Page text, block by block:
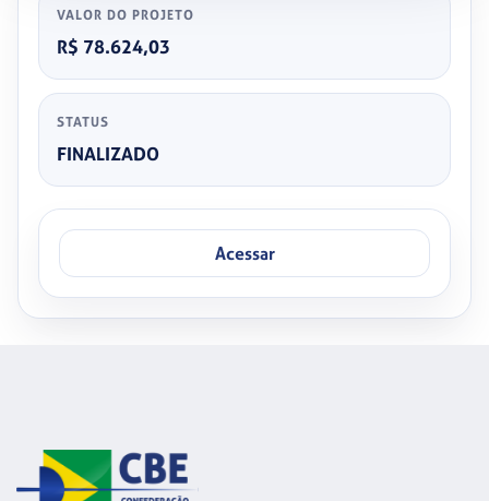
VALOR DO PROJETO
R$ 78.624,03
STATUS
FINALIZADO
Acessar